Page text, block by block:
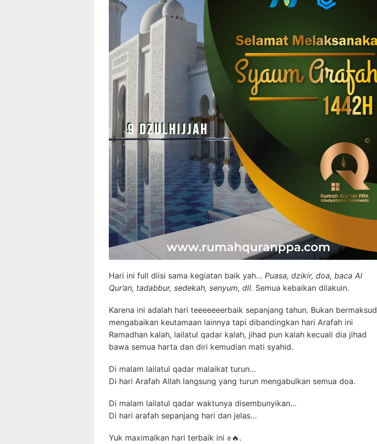
Hari ini full diisi sama kegiatan baik yah… Puasa, dzikir, doa, baca Al
Qur’an, tadabbur, sedekah, senyum, dll. Semua kebaikan dilakuin.
Karena ini adalah hari teeeeeeerbaik sepanjang tahun. Bukan bermaksud
mengabaikan keutamaan lainnya tapi dibandingkan hari Arafah ini
Ramadhan kalah, lailatul qadar kalah, jihad pun kalah kecuali dia jihad
bawa semua harta dan diri kemudian mati syahid.
Di malam lailatul qadar malaikat turun…
Di hari Arafah Allah langsung yang turun mengabulkan semua doa.
Di malam lailatul qadar waktunya disembunyikan…
Di hari arafah sepanjang hari dan jelas…
Yuk maximalkan hari terbaik ini ✊🔥.